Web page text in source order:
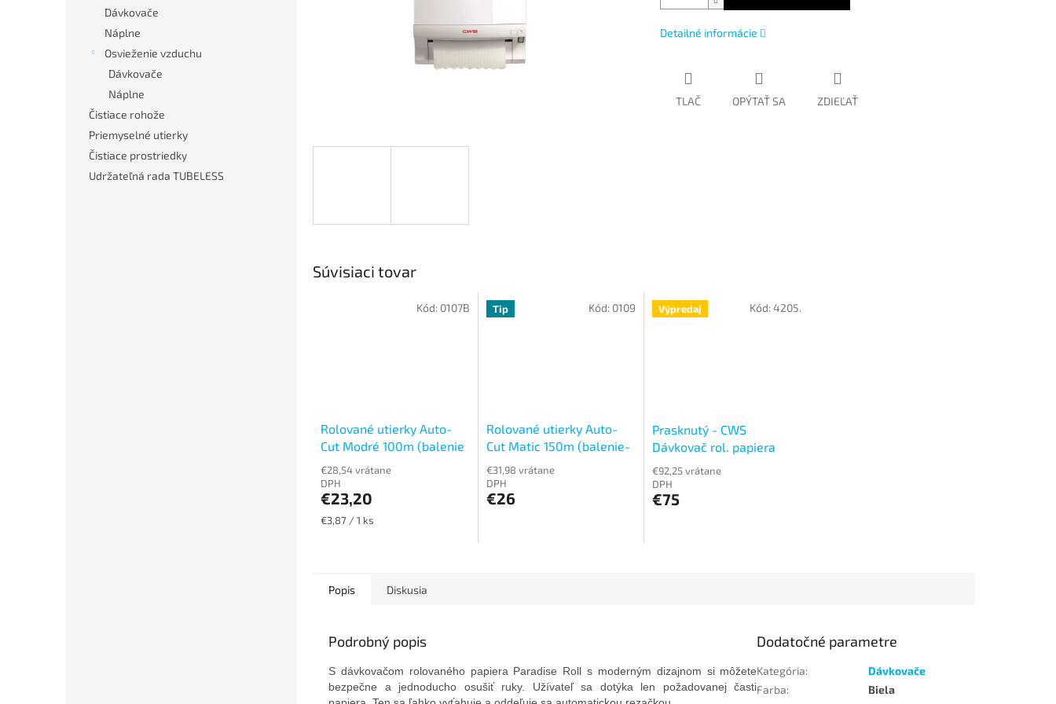
Dávkovače
Náplne
Osvieženie vzduchu
Dávkovače
Náplne
Čistiace rohože
Priemyselné utierky
Čistiace prostriedky
Udržateľná rada TUBELESS
Detailné informácie
TLAČ OPÝTAŤ SA ZDIEĽAŤ
Súvisiaci tovar
Rolované utierky Auto-
Cut Modré 100m (balenie
€28,54 vrátane
DPH
€23,20
Jednotková
€3,87 / 1 ks
Kód: 0107B Tip
Rolované utierky Auto-
Cut Matic 150m (balenie-
€31,98 vrátane
DPH
€26
Kód: 0109 Výpredaj
Prasknutý - CWS
Dávkovač rol. papiera
Paradise Paperroll
€92,25 vrátane
DPH
€75
Kód:4205.
Popis Diskusia
Podrobný popis
S dávkovačom rolovaného papiera Paradise Roll s moderným dizajnom si môžete
bezpečne a jednoducho osušiť ruky. Užívateľ sa dotýka len požadovanej časti
Dodatočné parametre
Kategória:
Dávkovače
Farba:
Biela